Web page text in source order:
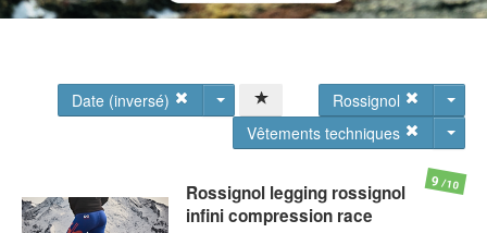
Date (inversé)
Rossignol
Vêtements techniques
Rossignol legging rossignol
infini compression race
9/10